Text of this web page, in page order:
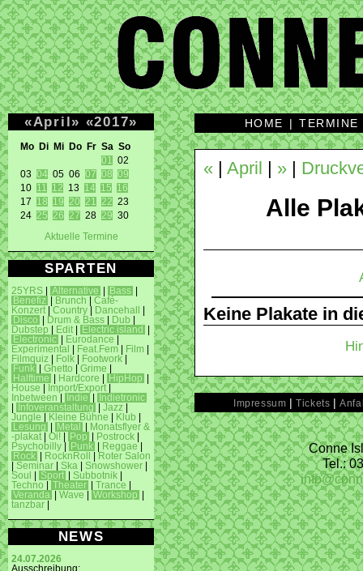
«April» «2017»
Mo Di Mi Do Fr Sa So
01
02
03 04 05 06 07 08 09
10 11 12 13 14 15
16
17 18 19 20 21 22 23
24 25 26 27 28 29 30
Aktuelle Termine
SPARTEN
25YRS Alternative Bass
Benefiz
Brunch
Café-
Konzert
Country Dancehall
Disco
Drum & Bass Dub
Dubstep
Edit Electric island
Electronic
Eurodance
Experimental
Feat.Fem Film
Filmquiz
Folk Footwork
Funk
Ghetto Grime
Halftime
Hardcore HipHop
House
Import/Export
Inbetween
Indie
Indietronic
Infoveranstaltung Jazz
Jungle
Kleine Bühne Klub
Lesung
Metal
Monatsflyer &
-plakat
Oi! Pop Postrock
Psychobilly
Punk Reggae
Rock
RocknRoll
Roter Salon
Seminar Ska Snowshower
Soul
Sport Subbotnik
Techno
Theater Trance
Veranda
Wave Workshop
tanzbar
NEWS
24.07.2026
Ausschreibung:
HOME |TERMINE
« April »
Alle
Keine Plakate in
Impressum |Tickets |
Conne
Tel.: